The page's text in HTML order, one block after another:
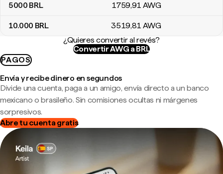
5000 BRL 1759,91 AWG
10.000 BRL 3519,81 AWG
¿Quieres convertir al revés?
Convertir AWG a BRL
PAGOS
Envía y recibe dinero en segundos
Divide una cuenta, paga a un amigo, envía directo a un banco
mexicano o brasileño. Sin comisiones ocultas ni márgenes
sorpresivos.
Abre tu cuenta gratis